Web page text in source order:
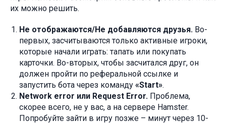
их можно решить.
Не отображаются/Не добавляются друзья. Во-
первых, засчитываются только активные игроки,
которые начали играть: тапать или покупать
карточки. Во-вторых, чтобы засчитался друг, он
должен пройти по реферальной ссылке и
запустить бота через команду «Start».
Network error или Request Error. Проблема,
скорее всего, не у вас, а на сервере Hamster.
Попробуйте зайти в игру позже – минут через 10-